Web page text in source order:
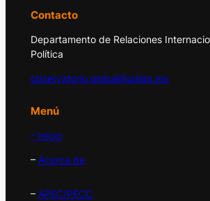
Contacto
Departamento de Relaciones
Política
observatorio.global@udlap.mx
Menú
– Inicio
– Acerca de
– APEC/PECC